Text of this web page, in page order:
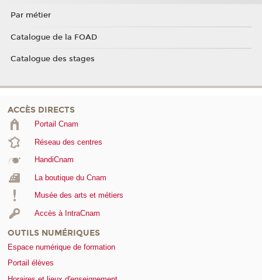
Par métier
Catalogue de la FOAD
Catalogue des stages
ACCÈS DIRECTS
Portail Cnam
Réseau des centres
HandiCnam
La boutique du Cnam
Musée des arts et métiers
Accès à IntraCnam
OUTILS NUMÉRIQUES
Espace numérique de formation
Portail élèves